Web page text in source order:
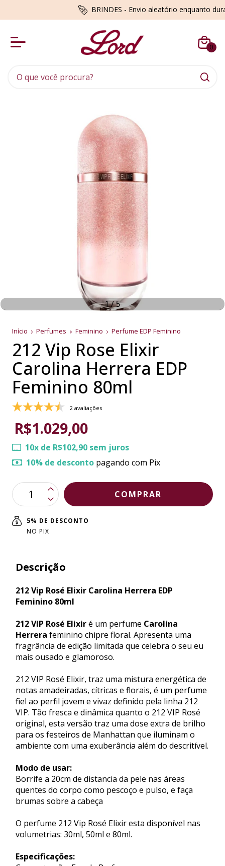
BRINDES - Envio aleatório enquanto
0
1/5
Início Perfumes Feminino Perfume EDP Feminino
212 Vip Rose Elixir
Carolina Herrera EDP
Feminino 80ml
2 avaliações
R$1.029,00
10x de R$102,90 sem juros
10% de desconto pagando com Pix
5% DE DESCONTO
NO PIX
Descrição
212 Vip Rosé Elixir Carolina Herrera EDP
Feminino 80ml
212 VIP Rosé Elixiré um perfume Carolina
Herrera feminino chipre floral. Apresenta uma
fragrância de edição limitada que celebra o seu eu
mais ousado e glamoroso.
212 VIP Rosé Elixir, traz uma mistura energética de
notas amadeiradas, cítricas e florais, é um perfume
fiel ao perfil jovem e vivaz definido pela linha 212
VIP. Tão fresca e dinâmica quanto o 212 VIP Rosé
original, esta versão traz uma dose extra de brilho
para os festeiros de Manhattan que iluminam o
ambiente com uma exuberância além do descritível.
Modo de usar:
Borrife a 20cm de distancia da pele nas áreas
quentes do corpo como pescoço e pulso, e faça
brumas sobre a cabeça
O perfume 212 Vip Rosé Elixir esta disponível nas
volumetrias: 30ml, 50ml e 80ml.
Especificações: